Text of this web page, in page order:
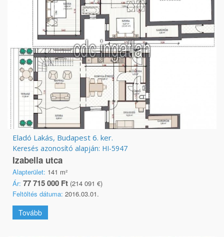
Eladó Lakás, Budapest 6. ker.
Keresés azonosító alapján: HI-5947
Izabella utca
Alapterület: 141 m²
Ár: 77 715 000 Ft (214 091 €)
Feltöltés dátuma: 2016.03.01.
Tovább